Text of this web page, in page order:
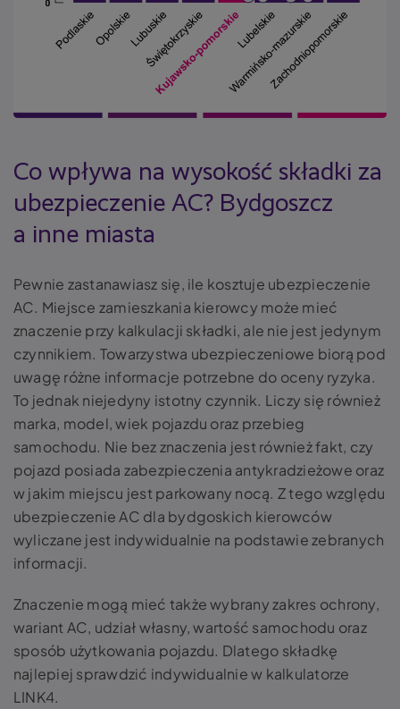
Co wpływa na wysokość składki za
ubezpieczenie AC? Bydgoszcz
a inne miasta
Pewnie zastanawiasz się, ile kosztuje ubezpieczenie
AC. Miejsce zamieszkania kierowcy może mieć
znaczenie przy kalkulacji składki, ale nie jest jedynym
czynnikiem. Towarzystwa ubezpieczeniowe biorą pod
uwagę różne informacje potrzebne do oceny ryzyka.
To jednak niejedyny istotny czynnik. Liczy się również
marka, model, wiek pojazdu oraz przebieg
samochodu. Nie bez znaczenia jest również fakt, czy
pojazd posiada zabezpieczenia antykradzieżowe oraz
w jakim miejscu jest parkowany nocą. Z tego względu
ubezpieczenie AC dla bydgoskich kierowców
wyliczane jest indywidualnie na podstawie zebranych
informacji.
Znaczenie mogą mieć także wybrany zakres ochrony,
wariant AC, udział własny, wartość samochodu oraz
sposób użytkowania pojazdu. Dlatego składkę
najlepiej sprawdzić indywidualnie w kalkulatorze
LINK4.